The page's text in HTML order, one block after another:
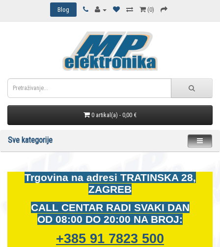
Blog (0)
0 artikal(a) - 0,00 €
Sve kategorije
Trgovina na adresi TRATINSKA 28,
ZAGREB
CALL CENTAR RADI SVAKI DAN
OD 08:00 DO 20:00 NA BROJ:
+385 91 7823 500